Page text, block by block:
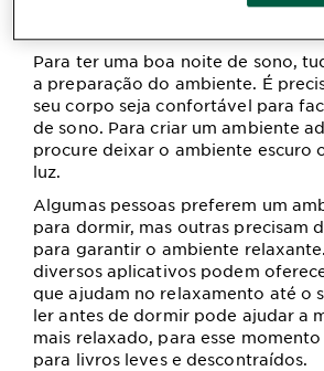
Para ter uma boa noite de sono,
a preparação do ambiente. É
seu corpo seja confortável para
de sono. Para criar um ambiente
procure deixar o ambiente escuro
luz.
Algumas pessoas preferem um
para dormir, mas outras precisam
para garantir o ambiente relaxante.
diversos aplicativos podem
que ajudam no relaxamento até o
ler antes de dormir pode ajudar a
mais relaxado, para esse
para livros leves e descontraídos.